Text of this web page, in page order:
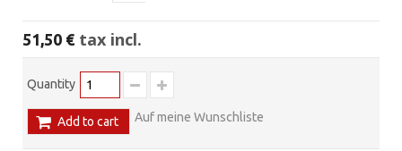
51,50 € tax incl.
Quantity
Add to cart Auf meine Wunschliste